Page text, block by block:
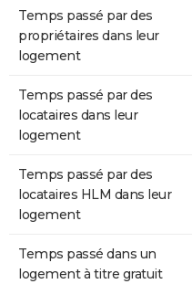
Temps passé par des
propriétaires dans leur
logement
Temps passé par des
locataires dans leur
logement
Temps passé par des
locataires HLM dans leur
logement
Temps passé dans un
logement à titre gratuit